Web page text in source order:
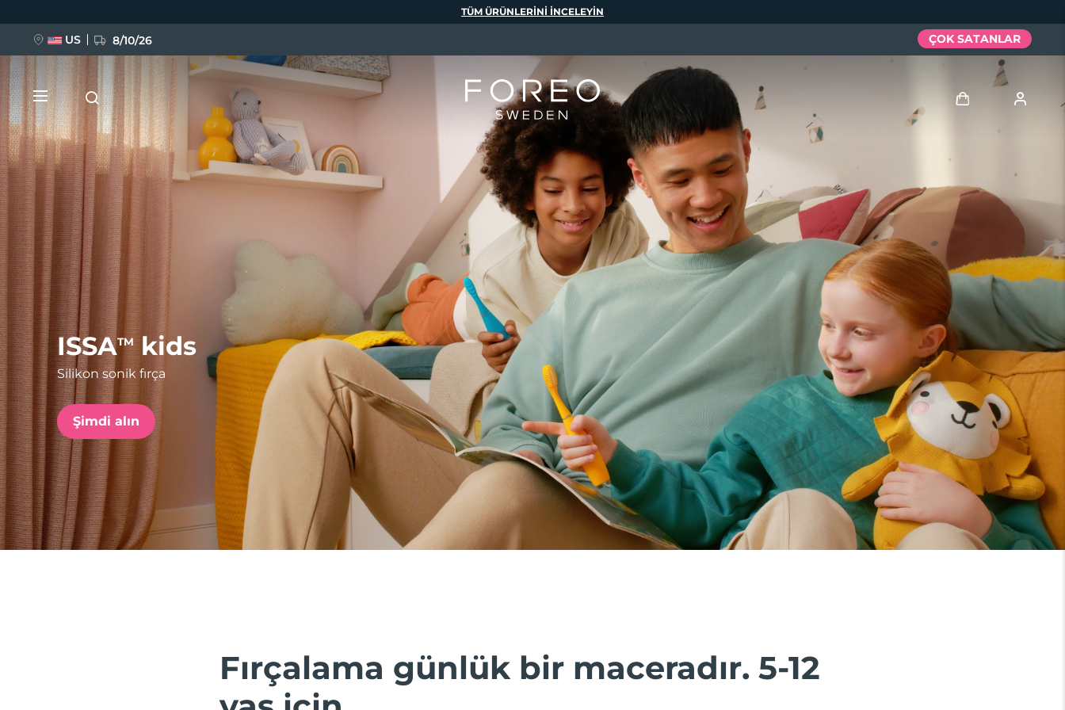
ISSATM kids
Silikon sonik fırça
Şimdi alın
Fırçalama günlük bir maceradır. 5-12
TÜM ÜRÜNLERINI INCELEYIN
US 8/10/26 ÇOK SATANLAR
Kullanici profi̇li̇
Cihazlarım
Siparişlerim
Adresim
Aboneliklerim
YENİ
FAQ™ Pure Beauty-Tech Elixir
BREAKING NEWS
issa™ Teeth Whitening Set
FAQ™ Dual LED Panel
POPÜLER